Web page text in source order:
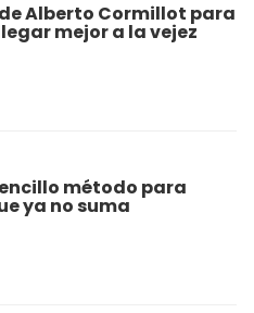
Alberto Cormillot para
mejor a la vejez
método para
ya no suma